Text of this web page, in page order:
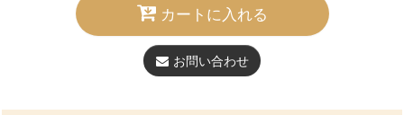
カートに入れる
お問い合わせ